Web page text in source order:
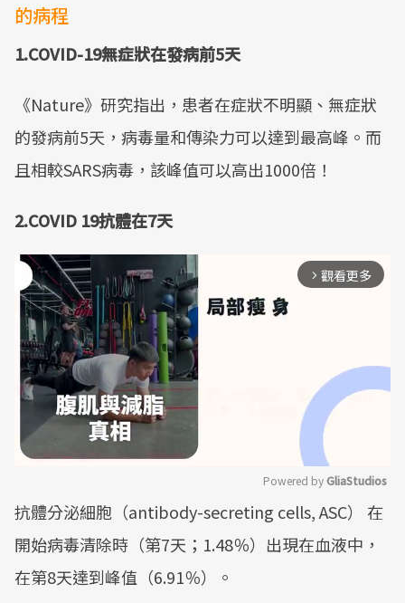
的病程
1.COVID-19無症狀在發病前5天
《Nature》研究指出，患者在症狀不明顯、無症狀
的發病前5天，病毒量和傳染力可以達到最高峰。而
且相較SARS病毒，該峰值可以高出1000倍！
2.COVID 19抗體在7天
arrow_forward_ios 觀看更多
Mute
Powered by GliaStudios
抗體分泌細胞（antibody-secreting cells, ASC） 在
開始病毒清除時（第7天；1.48％）出現在血液中，
在第8天達到峰值（6.91％）。